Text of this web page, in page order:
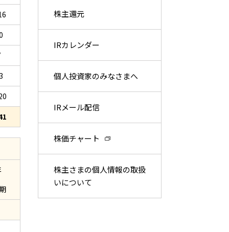
株主還元
IRカレンダー
個人投資家のみなさまへ
IRメール配信
株価チャート
株主さまの個人情報の取扱
いについて